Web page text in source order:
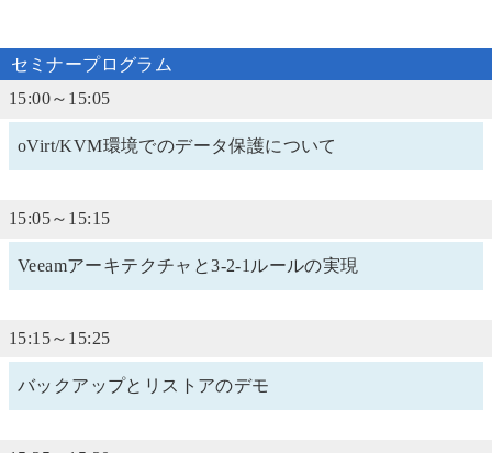
セミナープログラム
15:00～15:05
oVirt/KVM環境でのデータ保護について
15:05～15:15
Veeamアーキテクチャと3-2-1ルールの実現
15:15～15:25
バックアップとリストアのデモ